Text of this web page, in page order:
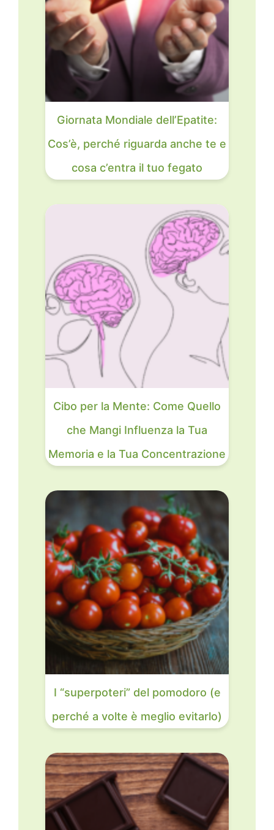
Giornata Mondiale dell’Epatite:
Cos’è, perché riguarda anche te e
cosa c’entra il tuo fegato
Cibo per la Mente: Come Quello
che Mangi Influenza la Tua
Memoria e la Tua Concentrazione
I “superpoteri” del pomodoro (e
perché a volte è meglio evitarlo)